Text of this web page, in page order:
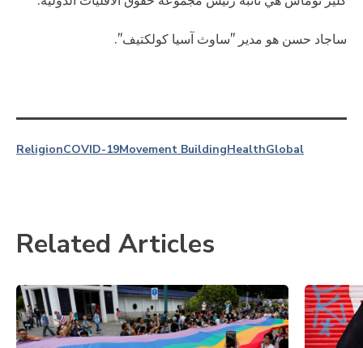
ساجاد حسن هو مدير "ساوث آسيا كولكتيف".
ReligionCOVID-19Movement BuildingHealthGlobal
Related Articles